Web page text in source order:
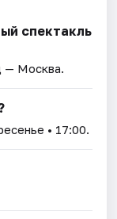
спектакль
— Москва.
• 17:00.